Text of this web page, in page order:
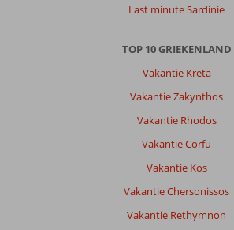
Last minute Sardinie
TOP 10 GRIEKENLAND
Vakantie Kreta
Vakantie Zakynthos
Vakantie Rhodos
Vakantie Corfu
Vakantie Kos
Vakantie Chersonissos
Vakantie Rethymnon